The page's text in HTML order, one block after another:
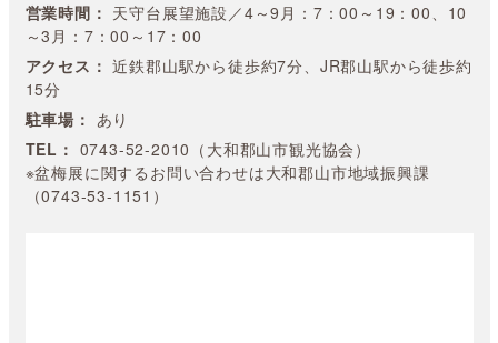
営業時間： 天守台展望施設／4～9月：7：00～19：00、10
～3月：7：00～17：00
アクセス： 近鉄郡山駅から徒歩約7分、JR郡山駅から徒歩約
15分
駐車場： あり
TEL： 0743-52-2010（大和郡山市観光協会）
※盆梅展に関するお問い合わせは大和郡山市地域振興課
（0743-53-1151）